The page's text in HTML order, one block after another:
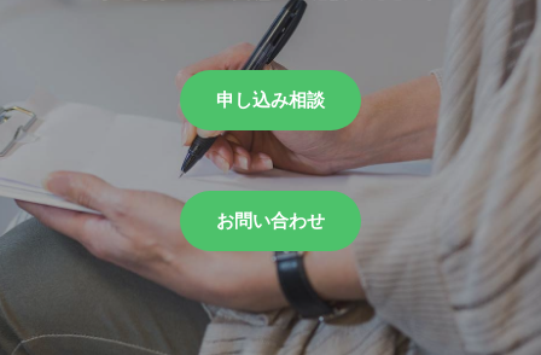
申し込み相談
お問い合わせ